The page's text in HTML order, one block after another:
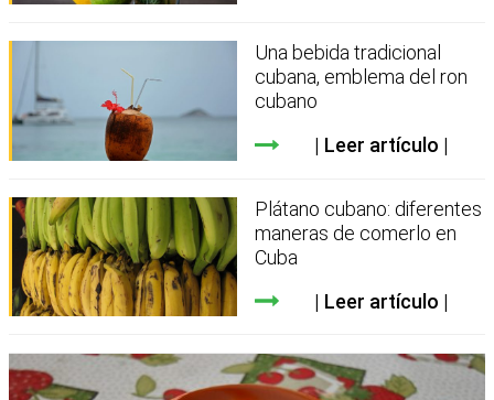
Una bebida tradicional
cubana, emblema del ron
cubano
Leer artículo
Plátano cubano: diferentes
maneras de comerlo en
Cuba
Leer artículo